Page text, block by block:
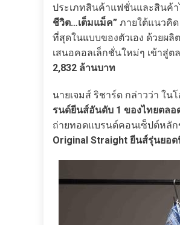
ประเภทสินค้าแฟชั่นและสินค้า
ชีวิต…เต็มแม็ค” ภายใต้แนวคิด
ที่สุดในแบบของตัวเอง ด้วยผ
เสนอคอลเล็กชั่นใหม่ๆ เข้าสู่
2,832 ล้านบาท
นายเจมส์ ริชาร์ด กล่าวว่า ใ
รนด์ยีนส์อันดับ 1 ของไทยตลอ
ถ่ายทอดแบรนด์คอนเซ็ปต์หลัก
Original Straight ยีนส์รุ่นยอด